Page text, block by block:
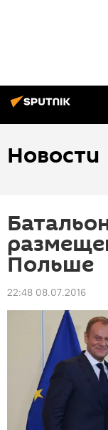
Новости
Польше
22:48 08.07.2016